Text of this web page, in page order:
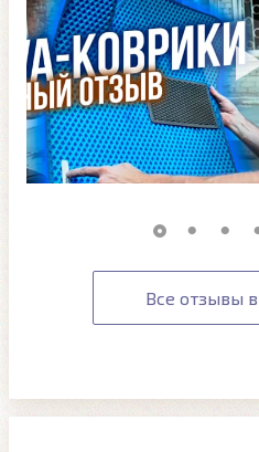
Все отзывы